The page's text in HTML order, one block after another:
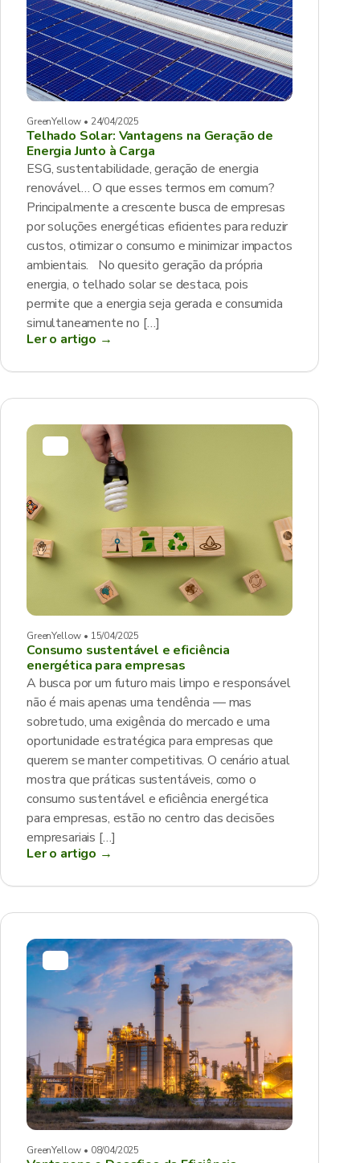
GreenYellow • 24/04/2025
Telhado Solar: Vantagens na Geração de
Energia Junto à Carga
ESG, sustentabilidade, geração de energia
renovável… O que esses termos em comum?
Principalmente a crescente busca de empresas
por soluções energéticas eficientes para reduzir
custos, otimizar o consumo e minimizar impactos
ambientais. No quesito geração da própria
energia, o telhado solar se destaca, pois
permite que a energia seja gerada e consumida
simultaneamente no […]
Ler o artigo →
GreenYellow • 15/04/2025
Consumo sustentável e eficiência
energética para empresas
A busca por um futuro mais limpo e responsável
não é mais apenas uma tendência — mas
sobretudo, uma exigência do mercado e uma
oportunidade estratégica para empresas que
querem se manter competitivas. O cenário atual
mostra que práticas sustentáveis, como o
consumo sustentável e eficiência energética
para empresas, estão no centro das decisões
empresariais […]
Ler o artigo →
GreenYellow • 08/04/2025